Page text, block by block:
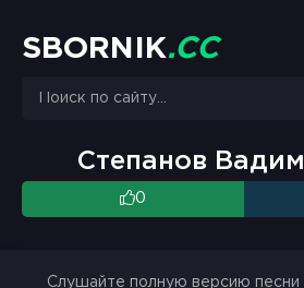
S BO R N K.CC
Степанов Вадим
0
Слушайте полную версию песни